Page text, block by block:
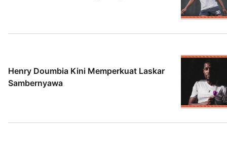
Henry Doumbia Kini Memperkuat Laskar
Sambernyawa